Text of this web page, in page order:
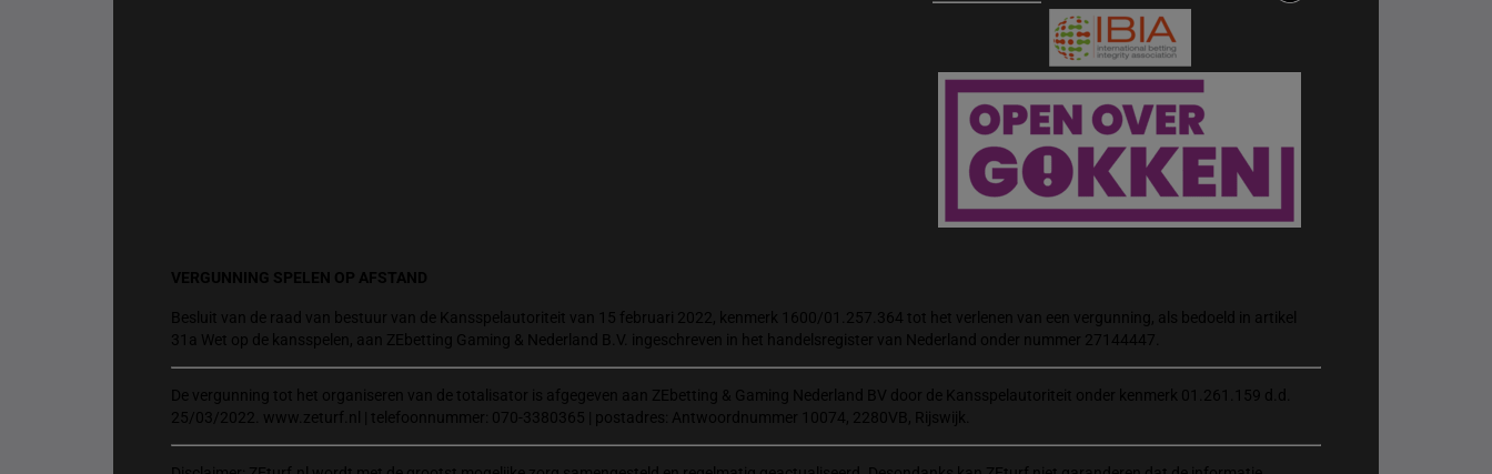
VERGUNNING SPELEN OP AFSTAND
Besluit van de raad van bestuur van de Kansspelautoriteit van 15 februari 2022, kenmerk 1600/01.257.364 tot het verlenen van een vergunning, als bedoeld in artikel
31a Wet op de kansspelen, aan ZEbetting Gaming & Nederland B.V. ingeschreven in het handelsregister van Nederland onder nummer 27144447.
De vergunning tot het organiseren van de totalisator is afgegeven aan ZEbetting & Gaming Nederland BV door de Kansspelautoriteit onder kenmerk 01.261.159 d.d.
25/03/2022. www.zeturf.nl | telefoonnummer: 070-3380365 | postadres: Antwoordnummer 10074, 2280VB, Rijswijk.